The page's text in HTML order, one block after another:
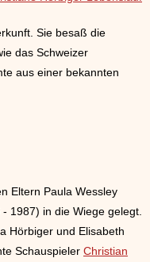
Sie besaß die
das Schweizer
aus einer bekannten
Eltern Paula Wessley
1987) in die Wiege gelegt.
Hörbiger und Elisabeth
Schauspieler Christian